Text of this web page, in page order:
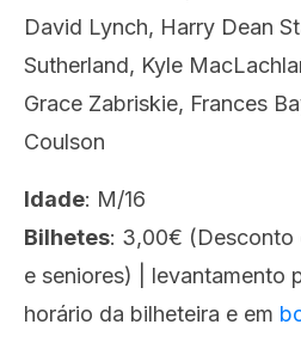
David Lynch, Harry Dean
Sutherland, Kyle
Grace Zabriskie, Frances
Coulson
Idade: M/16
Bilhetes: 3,00€ (Desconto
e seniores) | levantamento
horário da bilheteira e em